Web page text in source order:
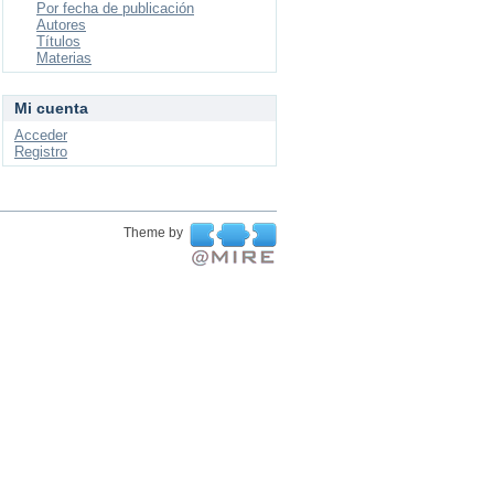
Por fecha de publicación
Autores
Títulos
Materias
Mi cuenta
Acceder
Registro
Theme by